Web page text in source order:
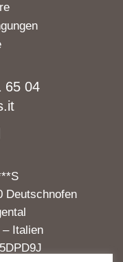
65 04
Deutschnofen
Italien